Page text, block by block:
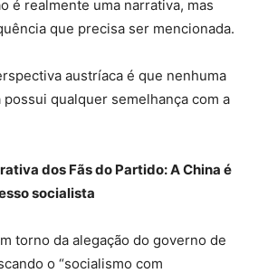
é realmente uma narrativa, mas
que precisa ser mencionada.
austríaca é que nenhuma
qualquer semelhança com a
dos Fãs do Partido: A China é
socialista
torno da alegação do governo de
o “socialismo com